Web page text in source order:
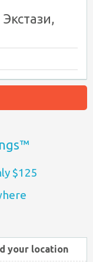
$125
your location